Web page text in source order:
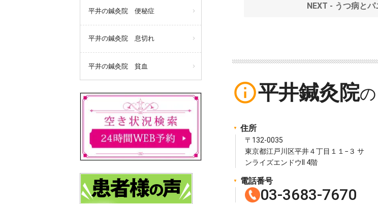
平井の鍼灸院 便秘症
平井の鍼灸院 息切れ
平井の鍼灸院 貧血
NEXT - うつ病と
info_outline平井鍼灸院
住所
〒132-0035
東京都江戸川区平井４丁目１１−３ サ
ンライズエンドウII 4階
電話番号
03-3683-7670